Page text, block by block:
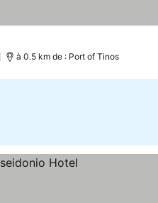
à 0.5 km de : Port of Tinos